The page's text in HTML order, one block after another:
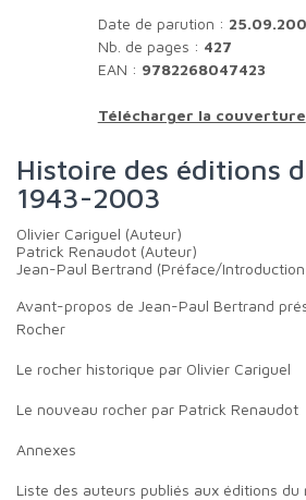
Date de parution :
Nb. de pages : 427
EAN : 9782268047423
Télécharger la couverture
Histoire des éditions du Rocher,
1943-2003
Olivier Cariguel (Auteur)
Patrick Renaudot (Auteur)
Jean-Paul Bertrand (Préface/
Avant-propos de Jean-Paul Bertrand président des éditions du
Rocher
Le rocher historique par Olivier Cariguel
Le nouveau rocher par Patrick Renaudot
Annexes
Liste des auteurs publiés aux éditions du